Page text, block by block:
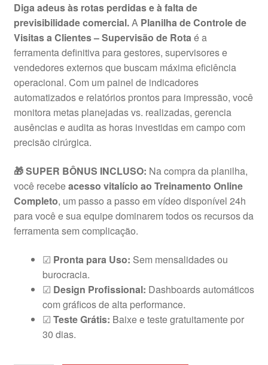
original
era:
R$149,99.
atual
é:
R$79,99.
Diga adeus às rotas perdidas e à falta de
previsibilidade comercial.A Planilha de Controle de
Visitas a Clientes – Supervisão de Rotaé a
ferramenta definitiva para gestores, supervisores e
vendedores externos que buscam máxima eficiência
operacional. Com um painel de indicadores
automatizados e relatórios prontos para impressão, você
monitora metas planejadas vs. realizadas, gerencia
ausências e audita as horas investidas em campo com
precisão cirúrgica.
🎁 SUPER BÔNUS INCLUSO: Na compra da planilha,
você recebeacesso vitalício ao Treinamento Online
Completo, um passo a passo em vídeo disponível 24h
para você e sua equipe dominarem todos os recursos da
ferramenta sem complicação.
☑ Pronta para Uso: Sem mensalidades ou
burocracia.
☑ Design Profissional: Dashboards automáticos
com gráficos de alta performance.
☑ Teste Grátis: Baixe e teste gratuitamente por
30 dias.